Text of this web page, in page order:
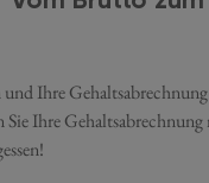
Ihre
Ihre